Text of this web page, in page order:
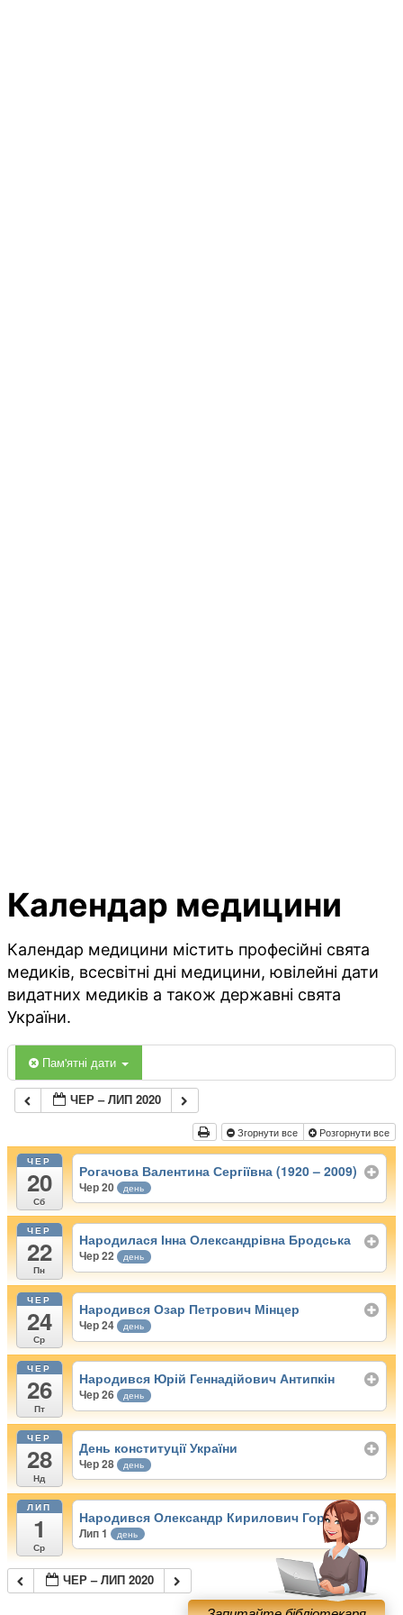
Календар медицини
Календар медицини містить професійні свята
медиків, всесвітні дні медицини, ювілейні дати
видатних медиків а також державні свята
України.
Пам'ятні дати
ЧЕР – ЛИП 2020
Згорнути все Розгорнути все
ЧЕР
20
Сб
Рогачова Валентина Сергіївна (1920 – 2009)
Чер 20 день
ЧЕР
22
Пн
Народилася Інна Олександрівна Бродська
Чер 22 день
ЧЕР
24
Ср
Народився Озар Петрович Мінцер
Чер 24 день
ЧЕР
26
Пт
Народився Юрій Геннадійович Антипкін
Чер 26 день
ЧЕР
28
Нд
День конституції України
Чер 28 день
ЛИП
1
Ср
Народився Олександр Кирилович Горчаков
Лип 1 день
ЧЕР – ЛИП 2020